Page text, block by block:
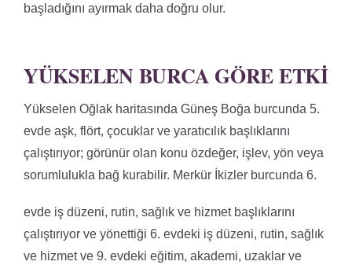
başladığını ayırmak daha doğru olur.
YÜKSELEN BURCA GÖRE ETKI
Yükselen Oğlak haritasında Güneş Boğa burcunda 5.
evde aşk, flört, çocuklar ve yaratıcılık başlıklarını
çalıştırıyor; görünür olan konu özdeğer, işlev, yön veya
sorumlulukla bağ kurabilir. Merkür İkizler burcunda 6.
evde iş düzeni, rutin, sağlık ve hizmet başlıklarını
çalıştırıyor ve yönettiği 6. evdeki iş düzeni, rutin, sağlık
ve hizmet ve 9. evdeki eğitim, akademi, uzaklar ve